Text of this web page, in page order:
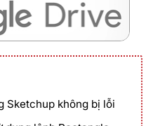
Sketchup không bị lỗi